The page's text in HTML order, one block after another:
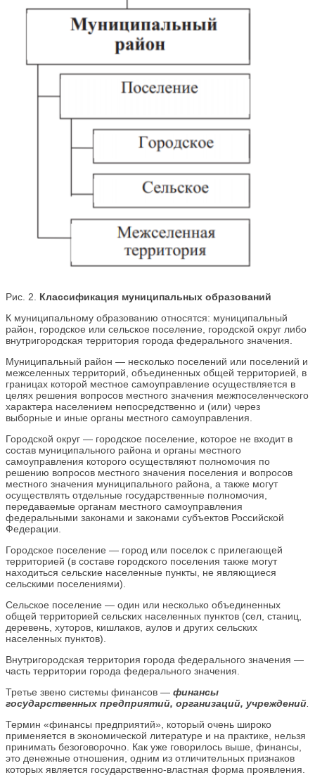
Рис. 2. Классификация муниципальных образований
К муниципальному образованию относятся: муниципальный
район, городское или сельское поселение, городской округ либо
внутригородская территория города федерального значения.
Муниципальный район — несколько поселений или поселений и
межселенных территорий, объединенных общей территорией, в
границах которой местное самоуправление осуществляется в
целях решения вопросов местного значения межпоселенческого
характера населением непосредственно и (или) через
выборные и иные органы местного самоуправления.
Городской округ — городское поселение, которое не входит в
состав муниципального района и органы местного
самоуправления которого осуществляют полномочия по
решению вопросов местного значения поселения и вопросов
местного значения муниципального района, а также могут
осуществлять отдельные государственные полномочия,
передаваемые органам местного самоуправления
федеральными законами и законами субъектов Российской
Федерации.
Городское поселение — город или поселок с прилегающей
территорией (в составе городского поселения также могут
находиться сельские населенные пункты, не являющиеся
сельскими поселениями).
Сельское поселение — один или несколько объединенных
общей территорией сельских населенных пунктов (сел, станиц,
деревень, хуторов, кишлаков, аулов и других сельских
населенных пунктов).
Внутригородская территория города федерального значения —
часть территории города федерального значения.
Третье звено системы финансов — финансы
государственных предприятий, организаций, учреждений.
Термин «финансы предприятий», который очень широко
применяется в экономической литературе и на практике, нельзя
принимать безоговорочно. Как уже говорилось выше, финансы,
это денежные отношения, одним из отличительных признаков
которых является государственно‑властная форма проявления.